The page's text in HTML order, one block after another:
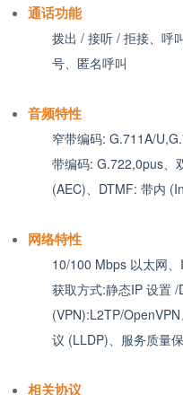
通话功能
拨出 / 接听 / 拒接、呼
号、匿名呼叫
音频特性
窄带编码: G.711A/
带编码: G.722,0pus、
(AEC)、DTMF: 带内
网络特性
10/100 Mbps 以太网
获取方式:静态IP 设置
(VPN):L2TP/
议 (LLDP)、服务质量
相关协议